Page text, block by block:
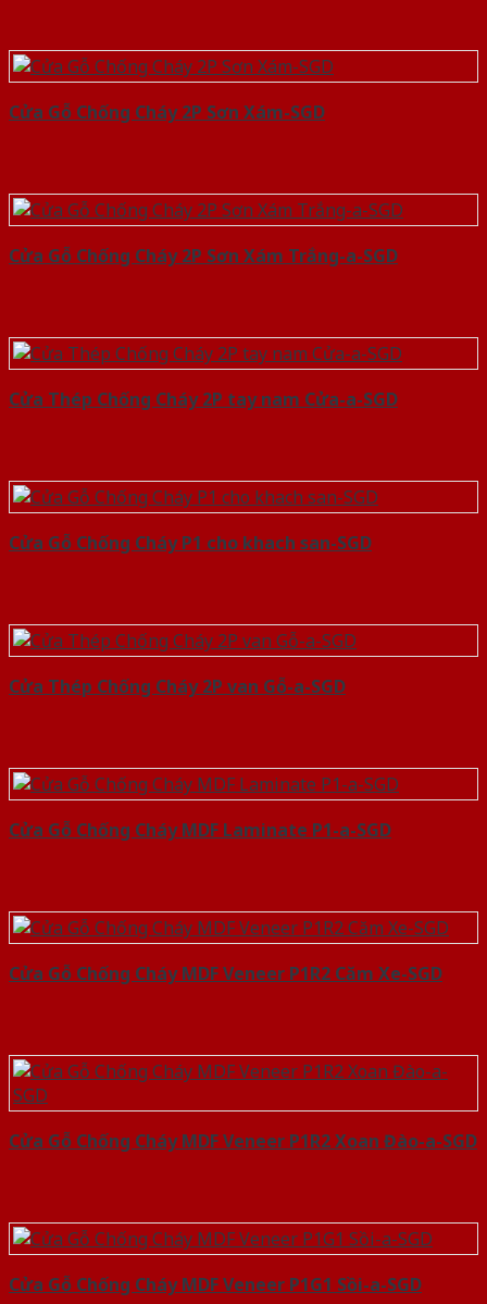
Cửa Gỗ Chống Cháy 2P Sơn Xám-SGD
Cửa Gỗ Chống Cháy 2P Sơn Xám Trắng-a-SGD
Cửa Thép Chống Cháy 2P tay nam Cửa-a-SGD
Cửa Gỗ Chống Cháy P1 cho khach san-SGD
Cửa Thép Chống Cháy 2P van Gỗ-a-SGD
Cửa Gỗ Chống Cháy MDF Laminate P1-a-SGD
Cửa Gỗ Chống Cháy MDF Veneer P1R2 Căm Xe-SGD
Cửa Gỗ Chống Cháy MDF Veneer P1R2 Xoan Đào-a-SGD
Cửa Gỗ Chống Cháy MDF Veneer P1G1 Sồi-a-SGD